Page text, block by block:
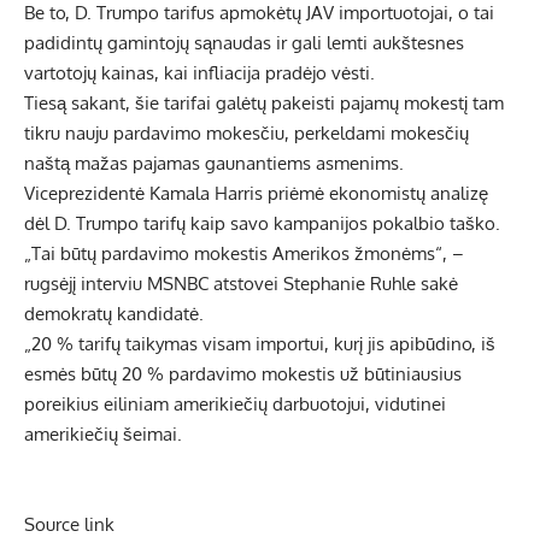
Be to, D. Trumpo tarifus apmokėtų JAV importuotojai, o tai
padidintų gamintojų sąnaudas ir gali lemti aukštesnes
vartotojų kainas, kai infliacija pradėjo vėsti.
Tiesą sakant, šie tarifai galėtų pakeisti pajamų mokestį tam
tikru nauju pardavimo mokesčiu, perkeldami mokesčių
naštą mažas pajamas gaunantiems asmenims.
Viceprezidentė Kamala Harris priėmė ekonomistų analizę
dėl D. Trumpo tarifų kaip savo kampanijos pokalbio taško.
„Tai būtų pardavimo mokestis Amerikos žmonėms“, –
rugsėjį interviu MSNBC atstovei Stephanie Ruhle sakė
demokratų kandidatė.
„20 % tarifų taikymas visam importui, kurį jis apibūdino, iš
esmės būtų 20 % pardavimo mokestis už būtiniausius
poreikius eiliniam amerikiečių darbuotojui, vidutinei
amerikiečių šeimai.
Source link